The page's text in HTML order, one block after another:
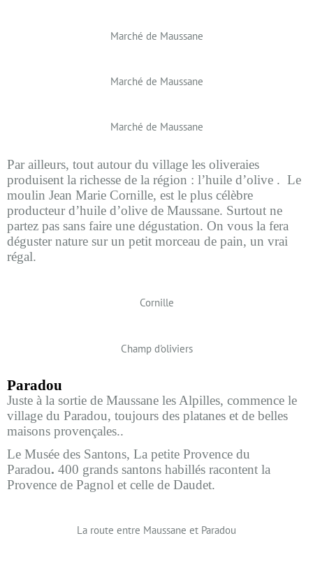
Marché de Maussane
Marché de Maussane
Marché de Maussane
Par ailleurs, tout autour du village les oliveraies
produisent la richesse de la région : l’huile d’olive . Le
moulin Jean Marie Cornille, est le plus célèbre
producteur d’huile d’olive de Maussane. Surtout ne
partez pas sans faire une dégustation. On vous la fera
déguster nature sur un petit morceau de pain, un vrai
régal.
Cornille
Champ d'oliviers
Paradou
Juste à la sortie de Maussane les Alpilles, commence le
village du Paradou, toujours des platanes et de belles
maisons provençales..
Le Musée des Santons, La petite Provence du
Paradou. 400 grands santons habillés racontent la
Provence de Pagnol et celle de Daudet.
La route entre Maussane et Paradou